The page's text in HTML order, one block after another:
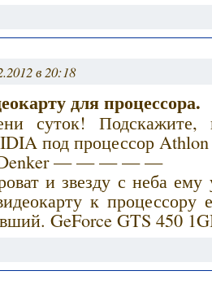
в 20:18
для процессора.
суток! Подскажите,
под процессор
— — — — —
и звезду с неба ему
к
GeForce GTS 450